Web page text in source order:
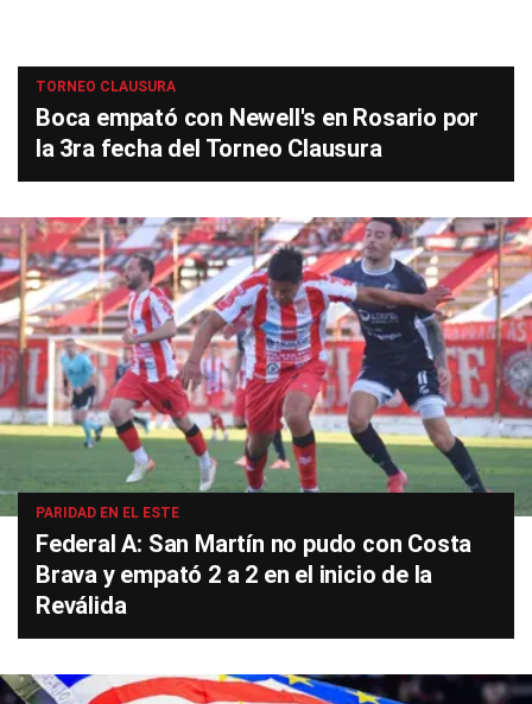
TORNEO CLAUSURA
Boca empató con Newell's en Rosario por
la 3ra fecha del Torneo Clausura
PARIDAD EN EL ESTE
Federal A: San Martín no pudo con Costa
Brava y empató 2 a 2 en el inicio de la
Reválida